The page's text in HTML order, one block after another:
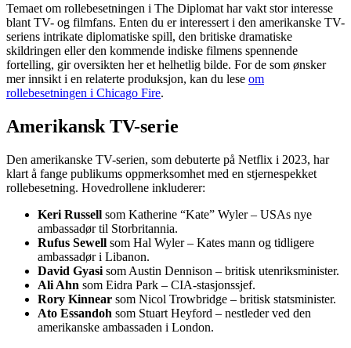
Temaet om rollebesetningen i The Diplomat har vakt stor interesse
blant TV- og filmfans. Enten du er interessert i den amerikanske TV-
seriens intrikate diplomatiske spill, den britiske dramatiske
skildringen eller den kommende indiske filmens spennende
fortelling, gir oversikten her et helhetlig bilde. For de som ønsker
mer innsikt i en relaterte produksjon, kan du lese om
rollebesetningen i Chicago Fire.
Amerikansk TV-serie
Den amerikanske TV-serien, som debuterte på Netflix i 2023, har
klart å fange publikums oppmerksomhet med en stjernespekket
rollebesetning. Hovedrollene inkluderer:
Keri Russell som Katherine “Kate” Wyler – USAs nye
ambassadør til Storbritannia.
Rufus Sewell som Hal Wyler – Kates mann og tidligere
ambassadør i Libanon.
David Gyasi som Austin Dennison – britisk utenriksminister.
Ali Ahn som Eidra Park – CIA-stasjonssjef.
Rory Kinnear som Nicol Trowbridge – britisk statsminister.
Ato Essandoh som Stuart Heyford – nestleder ved den
amerikanske ambassaden i London.